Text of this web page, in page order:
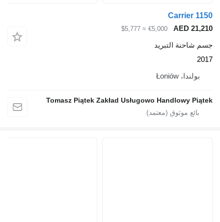
≈ $5,777
Tomasz Piątek Zakład